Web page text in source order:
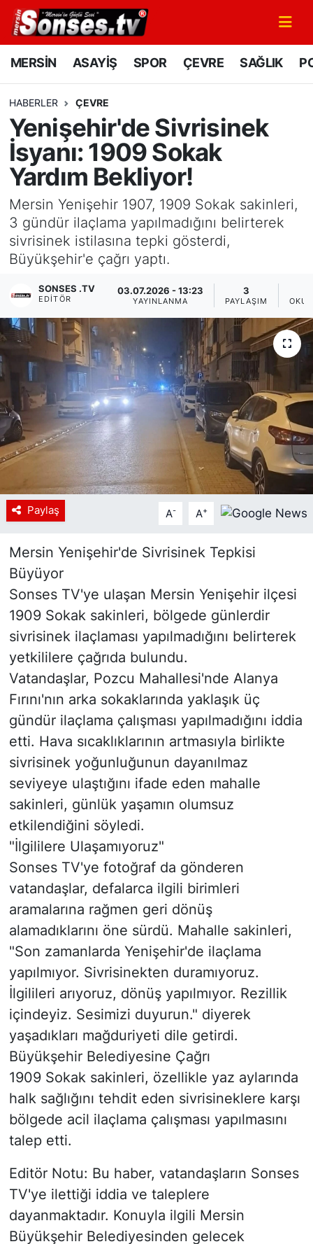
MERSİN ASAYİŞ SPOR ÇEVRE SAĞLIK
HABERLER ÇEVRE
Yenişehir'de Sivrisinek
İsyanı: 1909 Sokak
Yardım Bekliyor!
Mersin Yenişehir 1907, 1909 Sokak sakinleri,
3 gündür ilaçlama yapılmadığını belirterek
sivrisinek istilasına tepki gösterdi,
Büyükşehir'e çağrı yaptı.
SONSES .TV
EDITÖR
03.07.2026 - 13:23
YAYINLANMA
3
PAYLAŞIM
Paylaş A- A+
Mersin Yenişehir'de Sivrisinek Tepkisi
Büyüyor
Sonses TV'ye ulaşan Mersin Yenişehir ilçesi
1909 Sokak sakinleri, bölgede günlerdir
sivrisinek ilaçlaması yapılmadığını belirterek
yetkililere çağrıda bulundu.
Vatandaşlar, Pozcu Mahallesi'nde Alanya
Fırını'nın arka sokaklarında yaklaşık üç
gündür ilaçlama çalışması yapılmadığını iddia
etti. Hava sıcaklıklarının artmasıyla birlikte
sivrisinek yoğunluğunun dayanılmaz
seviyeye ulaştığını ifade eden mahalle
sakinleri, günlük yaşamın olumsuz
etkilendiğini söyledi.
"İlgililere Ulaşamıyoruz"
Sonses TV'ye fotoğraf da gönderen
vatandaşlar, defalarca ilgili birimleri
aramalarına rağmen geri dönüş
alamadıklarını öne sürdü. Mahalle sakinleri,
"Son zamanlarda Yenişehir'de ilaçlama
yapılmıyor. Sivrisinekten duramıyoruz.
İlgilileri arıyoruz, dönüş yapılmıyor. Rezillik
içindeyiz. Sesimizi duyurun." diyerek
yaşadıkları mağduriyeti dile getirdi.
Büyükşehir Belediyesine Çağrı
1909 Sokak sakinleri, özellikle yaz aylarında
halk sağlığını tehdit eden sivrisineklere karşı
bölgede acil ilaçlama çalışması yapılmasını
talep etti.
Editör Notu: Bu haber, vatandaşların Sonses
TV'ye ilettiği iddia ve taleplere
dayanmaktadır. Konuyla ilgili Mersin
Büyükşehir Belediyesinden gelecek
MERSİN
SPOR
GÜNÜN MANŞETİ
DÜNYA
KÜLTÜR - SANAT
MAGAZİN
SAĞLIK
Siyaset
YEREL HABER
Haberde insan
Tanıtım
Mersin Nöbetçi Eczaneler
Mersin Namaz Vakitleri
Mersin Trafik Yoğunluk Haritası
Süper Lig Puan Durumu ve Fikstür
Tüm Manşetler
Son Dakika Haberleri
Haber Arşivi